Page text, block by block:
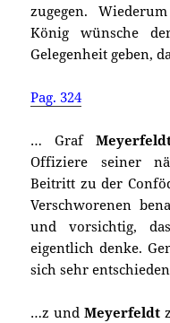
zugegen.
König wünsche
Gelegenheit geben,
Pag. 324
… Graf
Offiziere seiner
Beitritt zu der
Verschworenen
und vorsichtig,
eigentlich denke.
sich sehr
…z undMeyerfeldt